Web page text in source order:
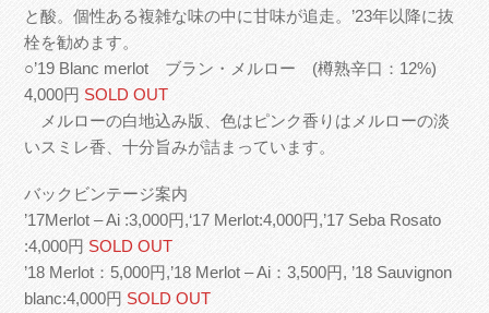
と酸。個性ある複雑な味の中に甘味が追走。’23年以降に抜
栓を勧めます。
○’19 Blanc merlot ブラン・メルロー (樽熟辛口：12%)
4,000円SOLD OUT
メルローの白地込み版、色はピンク香りはメルローの淡
いスミレ香、十分旨みが詰まっています。
バックビンテージ案内
’17Merlot – Ai :3,000円,‘17 Merlot:4,000円,’17 Seba Rosato
:4,000円SOLD OUT
’18 Merlot：5,000円,’18 Merlot – Ai：3,500円, ’18 Sauvignon
blanc:4,000円SOLD OUT